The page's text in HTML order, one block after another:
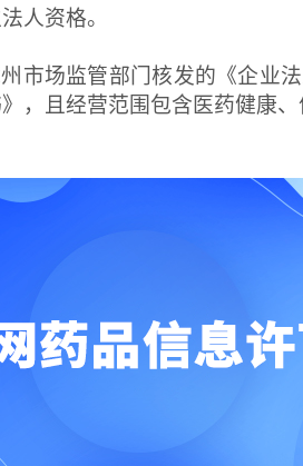
人资格。
场监管部门核发的《企业法
，且经营范围包含医药健康